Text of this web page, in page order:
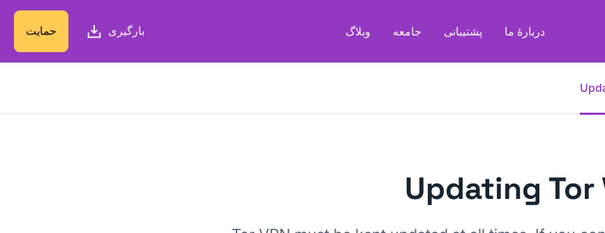
دربارهٔ ما پشتیبانی جامعه وبلاگ بارگیری حمایت
Updating Tor